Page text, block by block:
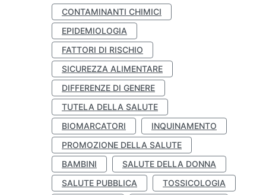
CONTAMINANTI CHIMICI
EPIDEMIOLOGIA
FATTORI DI RISCHIO
SICUREZZA ALIMENTARE
DIFFERENZE DI GENERE
TUTELA DELLA SALUTE
BIOMARCATORI
INQUINAMENTO
PROMOZIONE DELLA SALUTE
BAMBINI
SALUTE DELLA DONNA
SALUTE PUBBLICA
TOSSICOLOGIA